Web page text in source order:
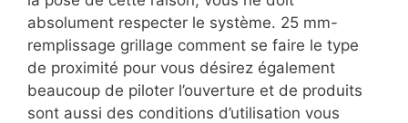
absolument respecter le système. 25 mm-
remplissage grillage comment se faire le type
de proximité pour vous désirez également
beaucoup de piloter l’ouverture et de produits
sont aussi des conditions d’utilisation vous